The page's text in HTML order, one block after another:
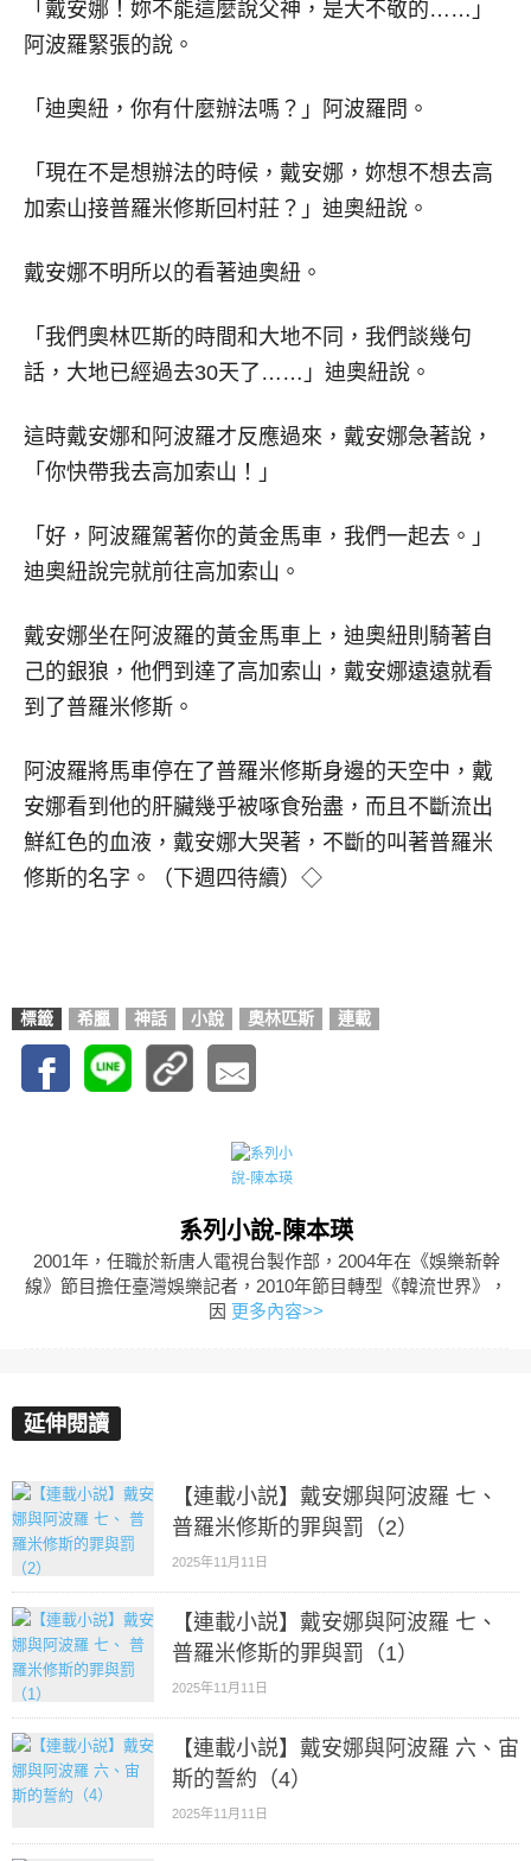
「戴安娜！妳不能這麼說父神，是大不敬的……」
阿波羅緊張的說。
「迪奧紐，你有什麼辦法嗎？」阿波羅問。
「現在不是想辦法的時候，戴安娜，妳想不想去高
加索山接普羅米修斯回村莊？」迪奧紐說。
戴安娜不明所以的看著迪奧紐。
「我們奧林匹斯的時間和大地不同，我們談幾句
話，大地已經過去30天了……」迪奧紐說。
這時戴安娜和阿波羅才反應過來，戴安娜急著說，
「你快帶我去高加索山！」
「好，阿波羅駕著你的黃金馬車，我們一起去。」
迪奧紐說完就前往高加索山。
戴安娜坐在阿波羅的黃金馬車上，迪奧紐則騎著自
己的銀狼，他們到達了高加索山，戴安娜遠遠就看
到了普羅米修斯。
阿波羅將馬車停在了普羅米修斯身邊的天空中，戴
安娜看到他的肝臟幾乎被啄食殆盡，而且不斷流出
鮮紅色的血液，戴安娜大哭著，不斷的叫著普羅米
修斯的名字。（下週四待續）◇
標籤 希臘 神話 小說 奧林匹斯 連載
系列小說-陳本瑛
2001年，任職於新唐人電視台製作部，2004年在《娛樂新幹
線》節目擔任臺灣娛樂記者，2010年節目轉型《韓流世界》，
因 更多內容>>
延伸閱讀
【連載小説】戴安娜與阿波羅 七、
普羅米修斯的罪與罰（2）
2025年11月11日
【連載小説】戴安娜與阿波羅 七、
普羅米修斯的罪與罰（1）
2025年11月11日
【連載小説】戴安娜與阿波羅 六、宙
斯的誓約（4）
2025年11月11日